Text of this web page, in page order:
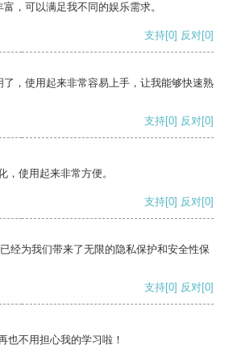
，可以满足我不同的娱乐需求。
支持[0] 反对[0]
，使用起来非常容易上手，让我能够快速熟
支持[0] 反对[0]
，使用起来非常方便。
支持[0] 反对[0]
经为我们带来了无限的隐私保护和安全性保
支持[0] 反对[0]
也不用担心我的学习啦！